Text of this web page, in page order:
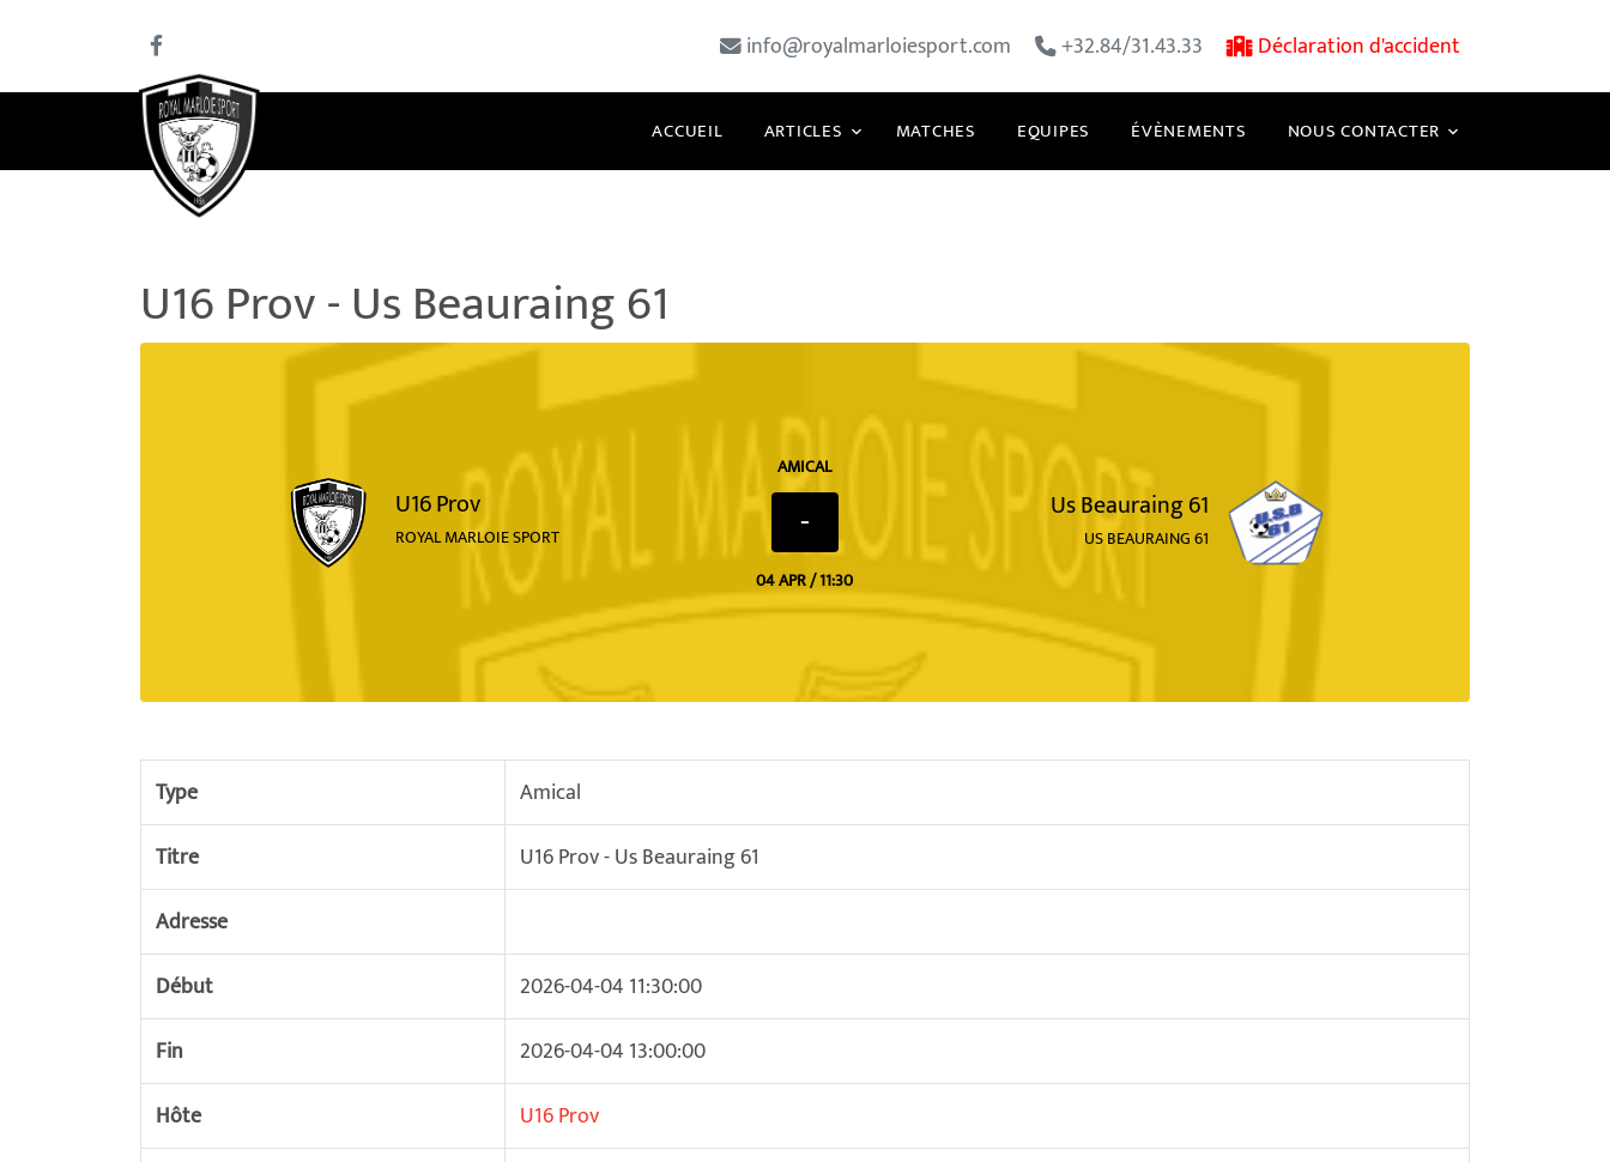
info@royalmarloiesport.com +32.84/31.43.33 Déclaration d'accident
ACCUEIL ARTICLES MATCHES EQUIPES ÉVÈNEMENTS NOUS CONTACTER
U16 Prov - Us Beauraing 61
U16 Prov
ROYAL MARLOIE SPORT
AMICAL
-
04 APR / 11:30
Us Beauraing 61
US BEAURAING 61
Type
Amical
Titre
U16 Prov - Us Beauraing 61
Adresse
Début
2026-04-04 11:30:00
Fin
2026-04-04 13:00:00
Hôte
U16 Prov